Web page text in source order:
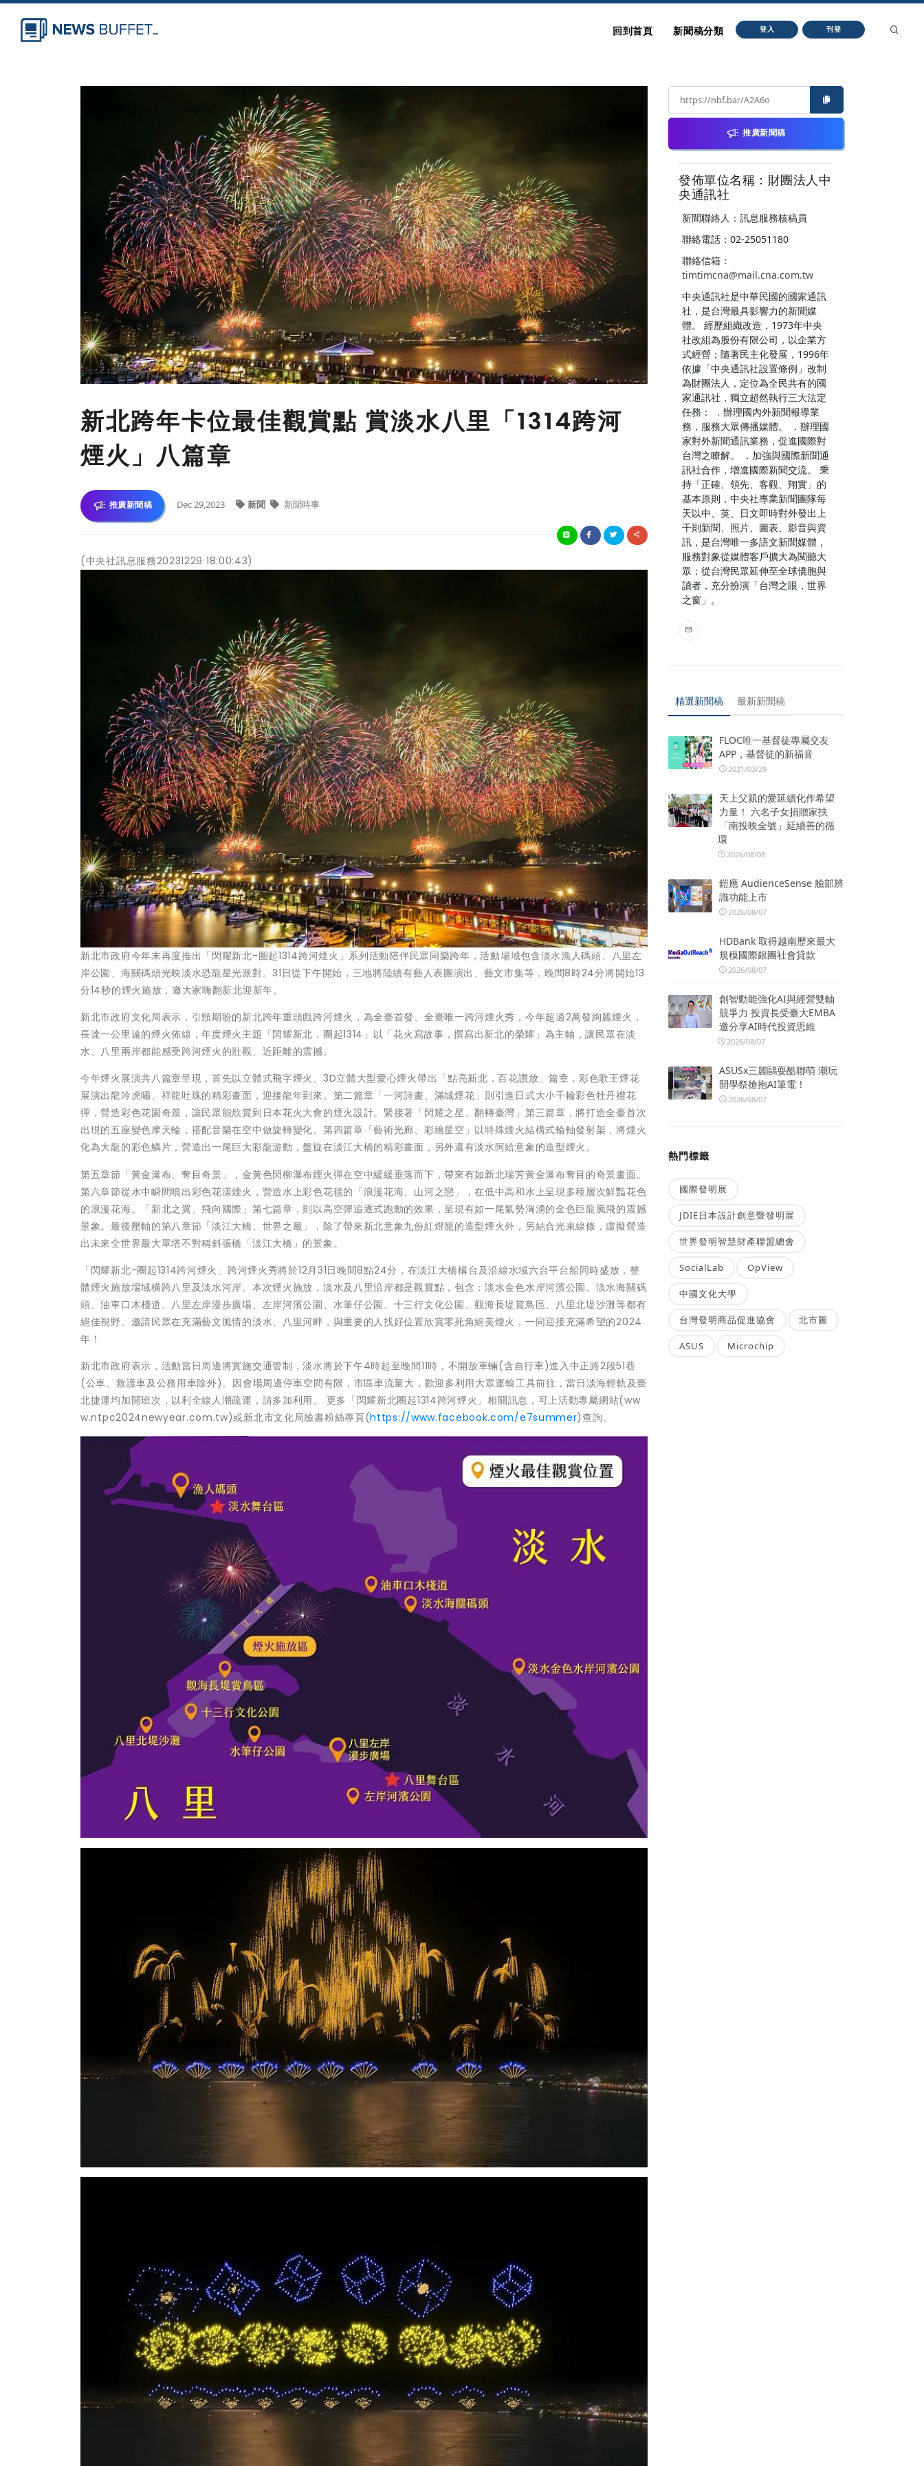
回到首頁 新聞稿分類 登入 刊登
新北跨年卡位最佳觀賞點 賞淡水八里「1314跨河
煙火」八篇章
推廣新聞稿 Dec 29,2023 新聞 新聞時事
(中央社訊息服務20231229 18:00:43)
新北市政府今年末再度推出「閃耀新北-圈起1314跨河煙火」系列活動陪伴民眾同樂跨年，活動場域包含淡水漁人碼頭、八里左
岸公園、海關碼頭光映淡水恐龍星光派對。31日從下午開始，三地將陸續有藝人表團演出、藝文市集等，晚間8時24分將開始13
分14秒的煙火施放，邀大家嗨翻新北迎新年。
新北市政府文化局表示，引頸期盼的新北跨年重頭戲跨河煙火，為全臺首發、全臺唯一跨河煙火秀，今年超過2萬發絢麗煙火，
長達一公里遠的煙火佈線，年度煙火主題「閃耀新北．圈起1314」以「花火寫故事，撰寫出新北的榮耀」為主軸，讓民眾在淡
水、八里兩岸都能感受跨河煙火的壯觀、近距離的震撼。
今年煙火展演共八篇章呈現，首先以立體式飛字煙火、3D立體大型愛心煙火帶出「點亮新北．百花讚放」篇章，彩色歌王煙花
展演出龍吟虎嘯、祥龍吐珠的精彩畫面，迎接龍年到來。第二篇章「一河詩畫、滿城煙花」則引進日式大小千輪彩色牡丹禮花
彈，營造彩色花園奇景，讓民眾能欣賞到日本花火大會的煙火設計。緊接著「閃耀之星、翻轉臺灣」第三篇章，將打造全臺首次
出現的五座變色摩天輪，搭配音樂在空中做旋轉變化。第四篇章「藝術光廊、彩繪星空」以特殊煙火結構式輪軸發射架，將煙火
化為大龍的彩色鱗片，營造出一尾巨大彩龍游動，盤旋在淡江大橋的精彩畫面，另外還有淡水阿給意象的造型煙火。
第五章節「黃金瀑布、奪目奇景」，金黃色閃柳瀑布煙火彈在空中緩緩垂落而下，帶來有如新北瑞芳黃金瀑布奪目的奇景畫面。
第六章節從水中瞬間噴出彩色花漾煙火，營造水上彩色花毯的「浪漫花海、山河之戀」，在低中高和水上呈現多種層次鮮豔花色
的浪漫花海。「新北之翼、飛向國際」第七篇章，則以高空彈追逐式跑動的效果，呈現有如一尾氣勢洶湧的金色巨龍騰飛的震撼
景象。最後壓軸的第八章節「淡江大橋、世界之最」，除了帶來新北意象九份紅燈籠的造型煙火外，另結合光束線條，虛擬營造
出未來全世界最大單塔不對稱斜張橋「淡江大橋」的景象。
「閃耀新北-圈起1314跨河煙火」跨河煙火秀將於12月31日晚間8點24分，在淡江大橋構台及沿線水域六台平台船同時盛放，整
體煙火施放場域橫跨八里及淡水河岸。本次煙火施放，淡水及八里沿岸都是觀賞點，包含：淡水金色水岸河濱公園、淡水海關碼
頭、油車口木棧道、八里左岸漫步廣場、左岸河濱公園、水筆仔公園、十三行文化公園、觀海長堤賞鳥區、八里北堤沙灘等都有
絕佳視野。邀請民眾在充滿藝文風情的淡水、八里河畔，與重要的人找好位置欣賞零死角絕美煙火，一同迎接充滿希望的2024
年！
新北市政府表示，活動當日周邊將實施交通管制，淡水將於下午4時起至晚間11時，不開放車輛(含自行車)進入中正路2段51巷
(公車、救護車及公務用車除外)。因會場周邊停車空間有限，市區車流量大，歡迎多利用大眾運輸工具前往，當日淡海輕軌及臺
北捷運均加開班次，以利全線人潮疏運，請多加利用。 更多「閃耀新北圈起1314跨河煙火」相關訊息，可上活動專屬網站(ww
w.ntpc2024newyear.com.tw)或新北市文化局臉書粉絲專頁(https://www.facebook.com/e7summer)查詢。
推廣新聞稿
發佈單位名稱：財團法人中
央通訊社
新聞聯絡人：訊息服務核稿員
聯絡電話：02-25051180
聯絡信箱：
timtimcna@mail.cna.com.tw
中央通訊社是中華民國的國家通訊
社，是台灣最具影響力的新聞媒
體。 經歷組織改造，1973年中央
社改組為股份有限公司，以企業方
式經營；隨著民主化發展，1996年
依據「中央通訊社設置條例」改制
為財團法人，定位為全民共有的國
家通訊社，獨立超然執行三大法定
任務： ．辦理國內外新聞報導業
務，服務大眾傳播媒體。 ．辦理國
家對外新聞通訊業務，促進國際對
台灣之瞭解。 ．加強與國際新聞通
訊社合作，增進國際新聞交流。 秉
持「正確、領先、客觀、翔實」的
基本原則，中央社專業新聞團隊每
天以中、英、日文即時對外發出上
千則新聞、照片、圖表、影音與資
訊，是台灣唯一多語文新聞媒體，
服務對象從媒體客戶擴大為閱聽大
眾；從台灣民眾延伸至全球僑胞與
讀者，充分扮演「台灣之眼，世界
之窗」。
精選新聞稿 最新新聞稿
FLOC唯一基督徒專屬交友
APP，基督徒的新福音
2021/03/29
天上父親的愛延續化作希望
力量！ 六名子女捐贈家扶
「南投映全號」延續善的循
環
2026/08/08
鎧應 AudienceSense 臉部辨
識功能上市
2026/08/07
HDBank 取得越南歷來最大
規模國際銀團社會貸款
2026/08/07
創智動能強化AI與經營雙軸
競爭力 投資長受臺大EMBA
邀分享AI時代投資思維
2026/08/07
ASUSx三麗鷗耍酷聯萌 潮玩
開學祭搶抱AI筆電！
2026/08/07
熱門標籤
國際發明展
JDIE日本設計創意暨發明展
世界發明智慧財產聯盟總會
SocialLab OpView
中國文化大學
台灣發明商品促進協會 北市圖
ASUS Microchip